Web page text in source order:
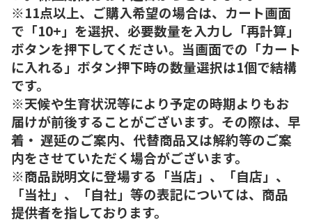
※11点以上、ご購入希望の場合は、カート画面
で「10+」を選択、必要数量を入力し「再計算」
ボタンを押下してください。当画面での「カート
に入れる」ボタン押下時の数量選択は1個で結構
です。
※天候や生育状況等により予定の時期よりもお
届けが前後することがございます。その際は、早
着・ 遅延のご案内、代替商品又は解約等のご案
内をさせていただく場合がございます。
※商品説明文に登場する「当店」、「自店」、
「当社」、「自社」等の表記については、商品
提供者を指しております。